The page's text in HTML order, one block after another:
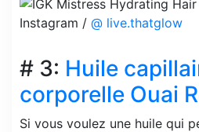
Instagram / @ live.thatglow
# 3: Huile
corporelle Ouai
Si vous voulez une huile qui